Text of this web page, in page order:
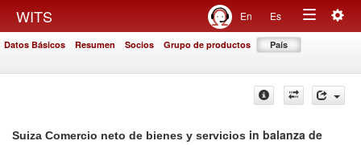
WITS En Es
Toggle
Datos Básicos Resumen Socios Grupo de productos País
Suiza Comercio neto de bienes y servicios in balanza de